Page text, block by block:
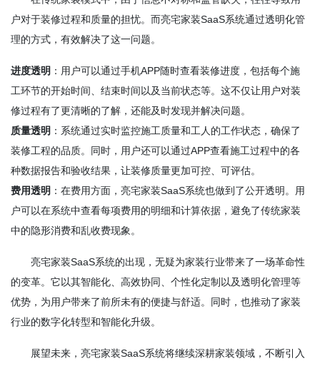
户对于装修过程和质量的担忧。而亮宅家装SaaS系统通过透明化管
理的方式，有效解决了这一问题。
进度透明 ：用户可以通过手机APP随时查看装修进度，包括每个施
工环节的开始时间、结束时间以及当前状态等。这不仅让用户对装
修过程有了更清晰的了解，还能及时发现并解决问题。
质量透明 ：系统通过实时监控施工质量和工人的工作状态，确保了
装修工程的品质。同时，用户还可以通过APP查看施工过程中的各
种数据报告和验收结果，让装修质量更加可控、可评估。
费用透明 ：在费用方面，亮宅家装SaaS系统也做到了公开透明。用
户可以在系统中查看每项费用的明细和计算依据，避免了传统家装
中的隐形消费和乱收费现象。
亮宅家装SaaS系统的出现，无疑为家装行业带来了一场革命性
的变革。它以其智能化、高效协同、个性化定制以及透明化管理等
优势，为用户带来了前所未有的便捷与舒适。同时，也推动了家装
行业的数字化转型和智能化升级。
展望未来，亮宅家装SaaS系统将继续深耕家装领域，不断引入